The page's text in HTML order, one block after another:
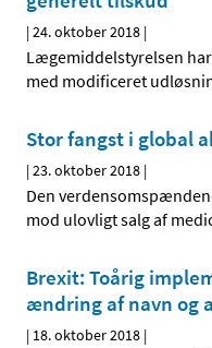
|24. oktober 2018 |
Lægemiddelstyrelsen
med modificeret
Stor fangst i global
|23. oktober 2018 |
Den
mod ulovligt salg af
Brexit: Toårig
ændring af navn og
| 18. oktober 2018 |